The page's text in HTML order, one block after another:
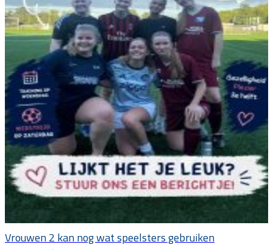
Vrouwen 2 kan nog wat speelsters gebruiken